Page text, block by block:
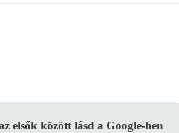
elsők között lásd a Google-ben